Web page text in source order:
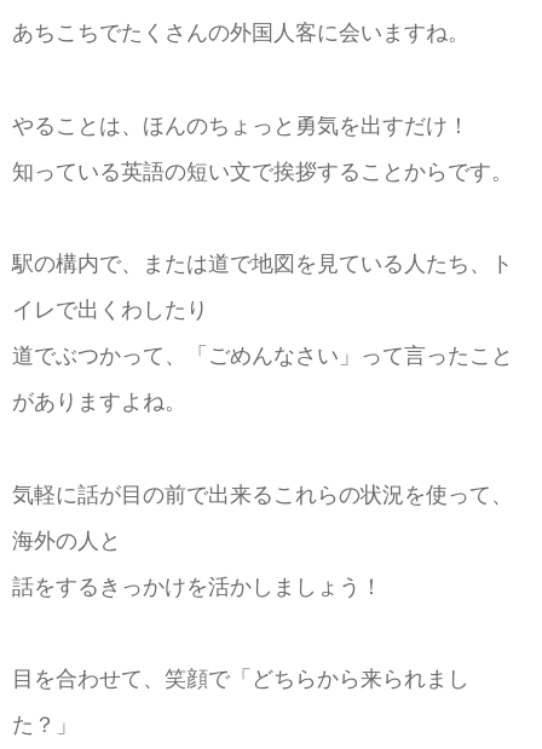
あちこちでたくさんの外国人客に会いますね。
やることは、ほんのちょっと勇気を出すだけ！
知っている英語の短い文で挨拶することからです。
駅の構内で、または道で地図を見ている人たち、ト
イレで出くわしたり
道でぶつかって、「ごめんなさい」って言ったこと
がありますよね。
気軽に話が目の前で出来るこれらの状況を使って、
海外の人と
話をするきっかけを活かしましょう！
目を合わせて、笑顔で「どちらから来られまし
た？」